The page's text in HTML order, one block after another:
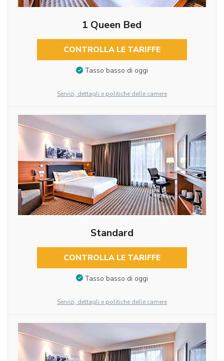
1 Queen Bed
CONTROLLA LE TARIFFE
Tasso basso di oggi
Servizi, dettagli e politiche delle camere
Standard
CONTROLLA LE TARIFFE
Tasso basso di oggi
Servizi, dettagli e politiche delle camere